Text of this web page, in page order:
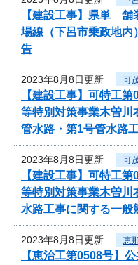
【建設工事】県単
場線（下呂市乗政地内
告
2023年8月8日更新 可
【建設工事】可特工
等特別対策事業木曽川
管水路・第1号管水路
2023年8月8日更新 可
【建設工事】可特工
等特別対策事業木曽川
水路工事に関する一般
2023年8月8日更新 恵
【恵治工第0508号